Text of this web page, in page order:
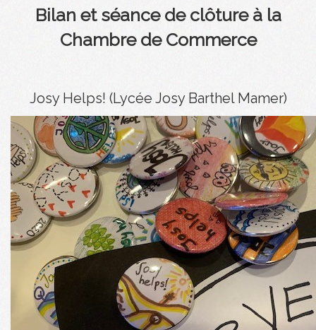
Bilan et séance de clôture à la
Chambre de Commerce
Josy Helps! (Lycée Josy Barthel Mamer)